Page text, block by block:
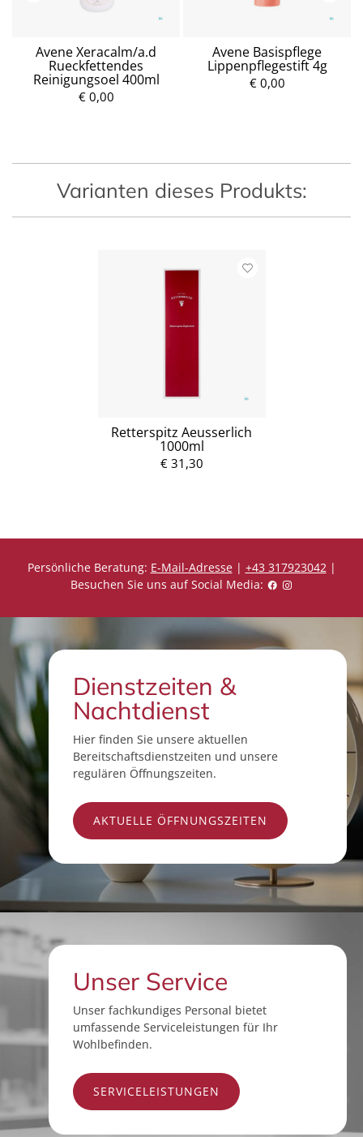
Avene Xeracalm/a.d
Rueckfettendes
Reinigungsoel 400ml
€ 0,00
Avene Basispflege
Lippenpflegestift 4g
€ 0,00
Varianten dieses Produkts:
Retterspitz Aeusserlich
1000ml
€ 31,30
Persönliche Beratung: E-Mail-Adresse| +43 317923042|
Besuchen Sie uns auf Social Media:
Dienstzeiten &
Nachtdienst
Hier finden Sie unsere aktuellen
Bereitschaftsdienstzeiten und unsere
regulären Öffnungszeiten.
AKTUELLE ÖFFNUNGSZEITEN
Unser Service
Unser fachkundiges Personal bietet
umfassende Serviceleistungen für Ihr
Wohlbefinden.
SERVICELEISTUNGEN